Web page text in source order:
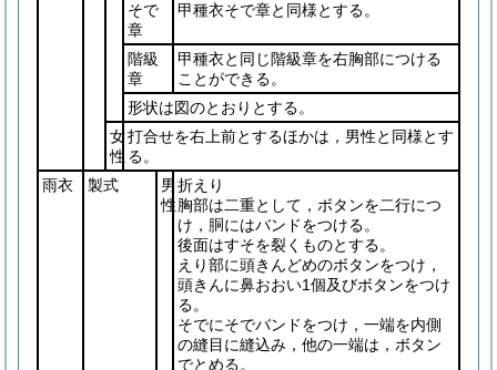
そで
章
甲種衣そで章と同様とする。
階級
章
甲種衣と同じ階級章を右胸部につける
ことができる。
形状は図のとおりとする。
女
性
打合せを右上前とするほかは，男性と同様とす
る。
雨衣
製式
男
性
折えり
胸部は二重として，ボタンを二行につ
け，胴にはバンドをつける。
後面はすそを裂くものとする。
えり部に頭きんどめのボタンをつけ，
頭きんに鼻おおい1個及びボタンをつけ
る。
そでにそでバンドをつけ，一端を内側
の縫目に縫込み，他の一端は，ボタン
でとめる。